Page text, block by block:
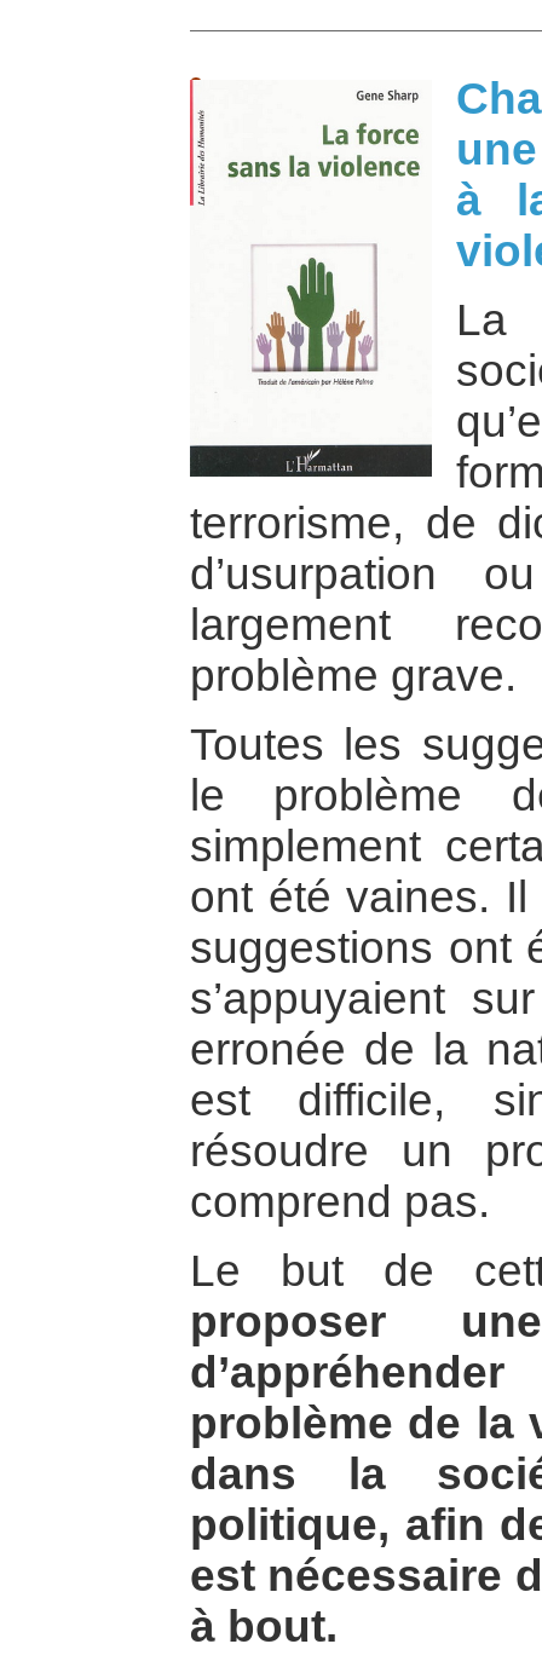
à
La
terrorisme, de
d’usurpation
largement
problème grave.
Toutes les
le problème
simplement
ont été vaines.
suggestions ont
s’appuyaient
erronée de la
est difficile,
résoudre un
comprend pas.
Le but de
proposer
problème de la
dans la
politique, afin
est nécessaire
à bout.